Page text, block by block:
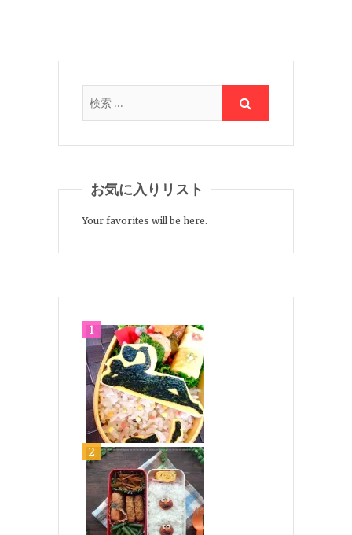
お気に入りリスト
Your favorites will be here.